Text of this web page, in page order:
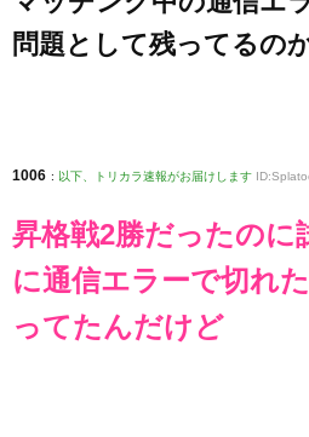
問題として残ってるの
1006 : 以下、トリカラ速報がお届けします
昇格戦2勝だったのに
に通信エラーで切れ
ってたんだけど